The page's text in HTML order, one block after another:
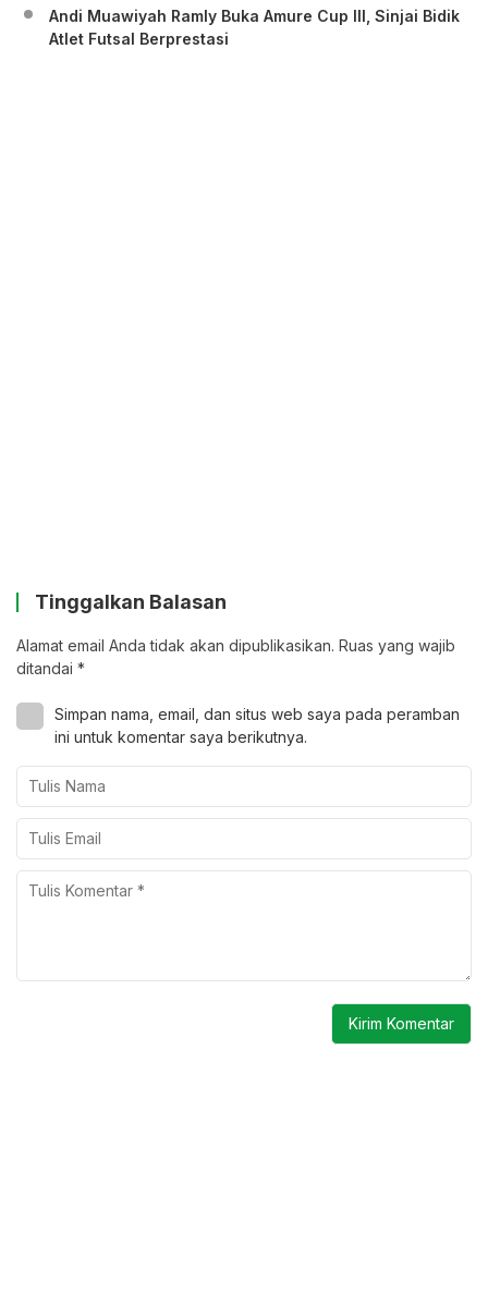
Andi Muawiyah Ramly Buka Amure Cup III, Sinjai Bidik
Atlet Futsal Berprestasi
Tinggalkan Balasan
Alamat email Anda tidak akan dipublikasikan. Ruas yang wajib
ditandai *
Simpan nama, email, dan situs web saya pada peramban
ini untuk komentar saya berikutnya.